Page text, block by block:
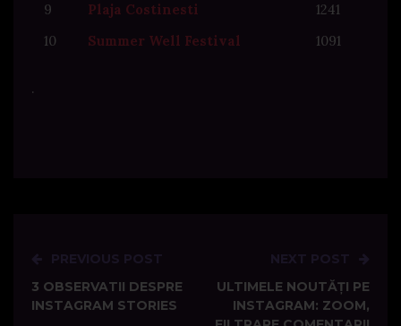
9
Plaja Costinesti
1241
10
Summer Well Festival 1091
.
Post
navigation
PREVIOUS POST
3 OBSERVATII DESPRE
INSTAGRAM STORIES
NEXT POST
ULTIMELE NOUTĂȚI PE
INSTAGRAM: ZOOM,